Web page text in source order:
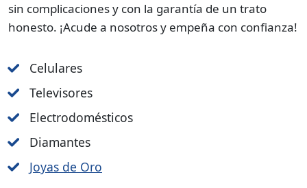
sin complicaciones y con la garantía de un trato
honesto. ¡Acude a nosotros y empeña con confianza!
Celulares
Televisores
Electrodomésticos
Diamantes
Joyas de Oro